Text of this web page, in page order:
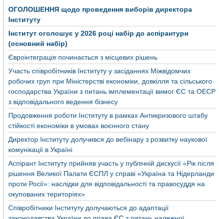
ОГОЛОШЕННЯ щодо проведення виборів директора
Інституту
Інститут оголошує у 2026 році набір до аспірантури
(основний набір)
Євроінтеграція починається з місцевих рішень
Участь співробітників Інституту у засіданнях Міжвідомчих
робочих груп при Міністерстві економіки, довкілля та сільського
господарства України з питань імплементації вимог ЄС та ОЕСР
з відповідального ведення бізнесу
Продовження роботи Інституту в рамках Антикризового штабу
стійкості економіки в умовах воєнного стану
Директор Інституту долучився до вебінару з розвитку наукової
комунікації в Україні
Аспірант Інституту прийняв участь у публічній дискусії «Рік після
рішення Великої Палати ЄСПЛ у справі «Україна та Нідерланди
проти Росії»: наслідки для відповідальності та правосуддя на
окупованих територіях»
Співробітники Інституту долучаються до адаптації